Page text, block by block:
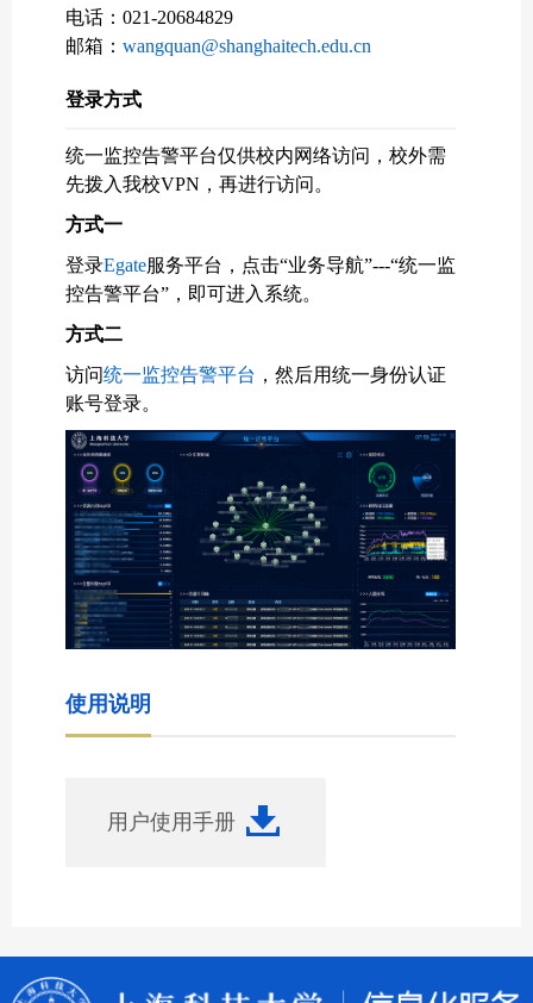
电话：021-20684829
邮箱： wangquan@shanghaitech.edu.cn
登录方式
统一监控告警平台仅供校内网络访问，校外需
先拨入我校VPN ，再进行访问。
方式一
登录Egate服务平台，点击“业务导航”---“统一监
控告警平台”，即可进入系统。
方式二
访问统一监控告警平台 ，然后用统一身份认证
账号登录。
使用说明
用户使用手册